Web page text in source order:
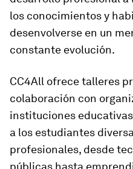
los conocimientos y
desenvolverse en un
constante evolución.
CC4All ofrece talleres
colaboración con
instituciones
a los estudiantes
profesionales, desde
públicas hasta